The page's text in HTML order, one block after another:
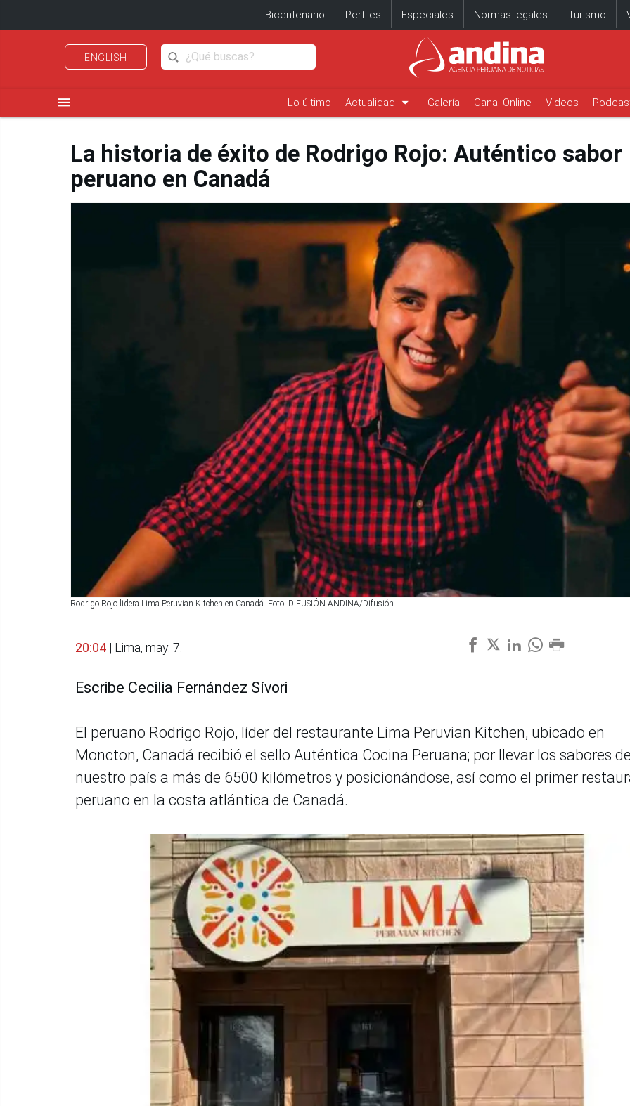
Bicentenario Perfiles Especiales Normas legales Turismo
ENGLISH
menu Lo último Actualidad arrow_drop_down Galería Canal Online Videos
La historia de éxito de Rodrigo Rojo: Auténtico sabor
peruano en Canadá
Rodrigo Rojo lidera Lima Peruvian Kitchen en Canadá. Foto: DIFUSIÓN ANDINA/Difusión
20:04 | Lima, may. 7.
Escribe Cecilia Fernández Sívori
El peruano Rodrigo Rojo, líder del restaurante Lima Peruvian Kitchen, ubicado en
Moncton, Canadá recibió el sello Auténtica Cocina Peruana; por llevar los sabores de
nuestro país a más de 6500 kilómetros y posicionándose, así como el primer
peruano en la costa atlántica de Canadá.